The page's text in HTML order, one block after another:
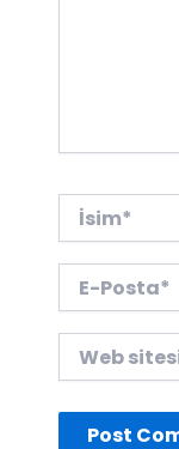
İsim*
Posta*
sitesi